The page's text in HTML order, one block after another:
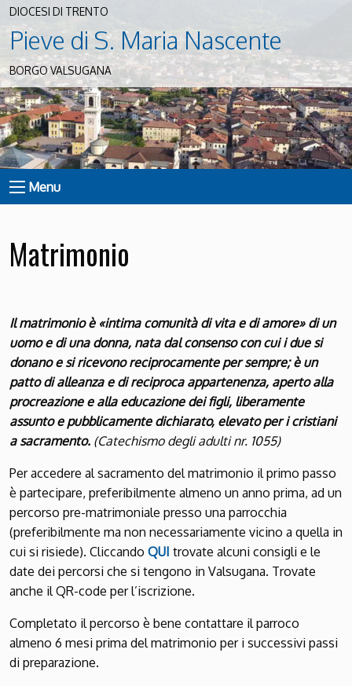
DIOCESI DI TRENTO
Pieve di S. Maria Nascente
BORGO VALSUGANA
Menu
Matrimonio
Il matrimonio è «intima comunità di vita e di amore» di un
uomo e di una donna, nata dal consenso con cui i due si
donano e si ricevono reciprocamente per sempre; è un
patto di alleanza e di reciproca appartenenza, aperto alla
procreazione e alla educazione dei figli, liberamente
assunto e pubblicamente dichiarato, elevato per i cristiani
a sacramento. (Catechismo degli adulti nr. 1055)
Per accedere al sacramento del matrimonio il primo passo
è partecipare, preferibilmente almeno un anno prima, ad un
percorso pre-matrimoniale presso una parrocchia
(preferibilmente ma non necessariamente vicino a quella in
cui si risiede). Cliccando QUI trovate alcuni consigli e le
date dei percorsi che si tengono in Valsugana. Trovate
anche il QR-code per l’iscrizione.
Completato il percorso è bene contattare il parroco
almeno 6 mesi prima del matrimonio per i successivi passi
di preparazione.